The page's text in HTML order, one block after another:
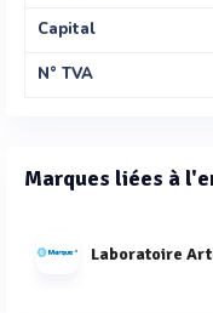
Capital
N° TVA
Marques liées à
Laboratoire